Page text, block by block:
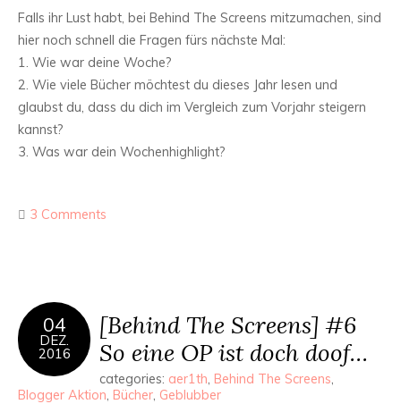
Falls ihr Lust habt, bei Behind The Screens mitzumachen, sind
hier noch schnell die Fragen fürs nächste Mal:
1. Wie war deine Woche?
2. Wie viele Bücher möchtest du dieses Jahr lesen und
glaubst du, dass du dich im Vergleich zum Vorjahr steigern
kannst?
3. Was war dein Wochenhighlight?
3 Comments
04
DEZ.
2016
[Behind The Screens] #6
So eine OP ist doch doof…
categories: aer1th, Behind The Screens,
Blogger Aktion, Bücher, Geblubber